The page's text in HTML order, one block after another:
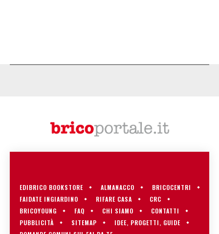
EDIBRICO BOOKSTORE ALMANACCO
BRICOCENTRI
FAIDATE INGIARDINO
RIFARE CASA
CRC
BRICOYOUNG
FAQ CHI SIAMO
CONTATTI
PUBBLICITÀ
SITEMAP
IDEE, PROGETTI, GUIDE